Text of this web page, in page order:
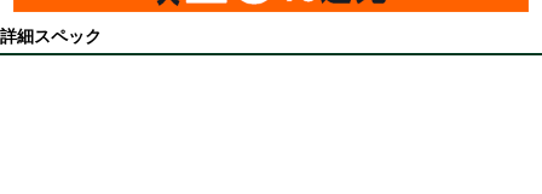
詳細スペック